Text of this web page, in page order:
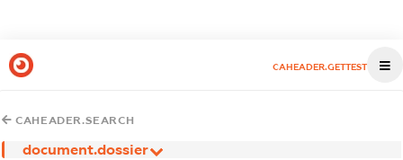
CAHEADER.GETTEST
CAHEADER.SEARCH
document.dossier